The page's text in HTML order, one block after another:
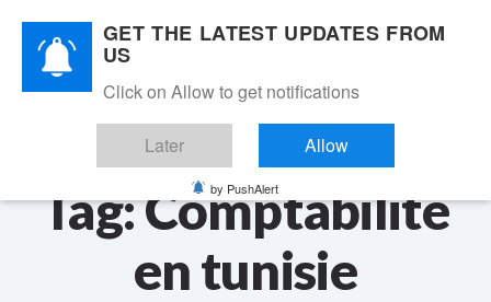
to
primary
navigation
Fr
Toggle
Tag: Comptabilité
en tunisie
GET THE LATEST UPDATES FROM
US
Click on Allow to get notifications
Later Allow
by PushAlert